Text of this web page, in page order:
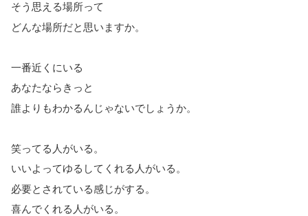
そう思える場所って
どんな場所だと思いますか。
一番近くにいる
あなたならきっと
誰よりもわかるんじゃないでしょうか。
笑ってる人がいる。
いいよってゆるしてくれる人がいる。
必要とされている感じがする。
喜んでくれる人がいる。